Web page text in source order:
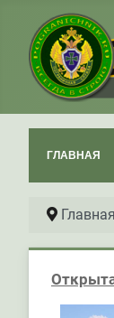
ГЛАВНАЯ
Главная